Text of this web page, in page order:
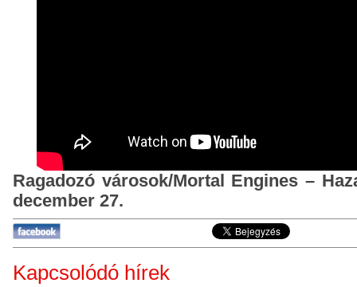
Ragadozó városok/Mortal Engines –
december 27.
Kapcsolódó hírek